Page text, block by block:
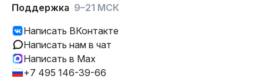
Поддержка 9–21 МСК
Написать ВКонтакте
Написать нам в чат
Написать в Max
+7 495 146-39-66